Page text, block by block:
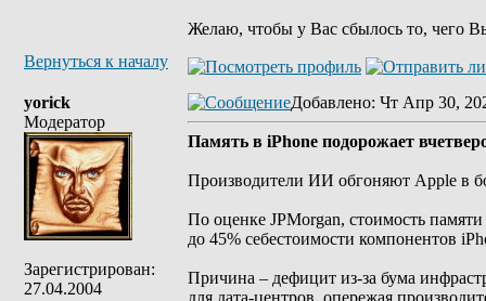
Желаю, чтобы у Вас сбылось то, чего
Вернуться к началу
yorick
Модератор
Зарегистрирован:
27.04.2004
Добавлено: Чт Апр 30,
Память в iPhone подорожает
Производители ИИ обгоняют Apple в
По оценке JPMorgan, стоимость
до 45% себестоимости компонентов
Причина – дефицит из-за бума
для дата-центров, опережая